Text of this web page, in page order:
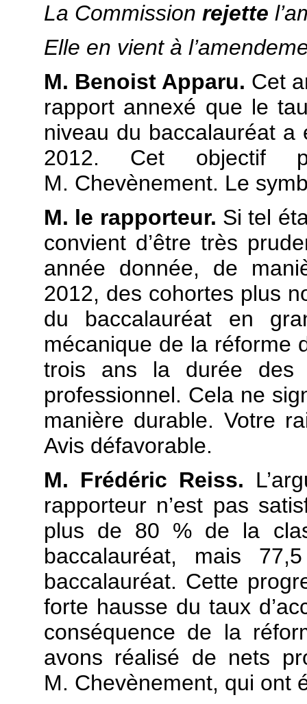
La Commission rejette
Elle en vient à
M. Benoist Apparu. Cet
rapport annexé que le
niveau du baccalauréat
2012. Cet objectif
M. Chevènement. Le
M. le rapporteur. Si tel
convient d’être très
année donnée, de
2012, des cohortes plus
du baccalauréat en
mécanique de la réforme
trois ans la durée des
professionnel. Cela ne
manière durable. Votre
Avis défavorable.
M. Frédéric Reiss.
rapporteur n’est pas
plus de 80 % de la
baccalauréat, mais
baccalauréat. Cette
forte hausse du taux
conséquence de la
avons réalisé de nets
M. Chevènement, qui ont